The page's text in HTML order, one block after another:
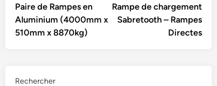
de
l’article
article:
Paire de Rampes en
Aluminium (4000mm x
510mm x 8870kg)
Rampe de chargement
Sabretooth – Rampes
Directes
Rechercher